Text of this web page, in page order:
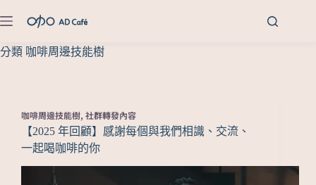
分類 咖啡周邊技能樹
咖啡周邊技能樹, 社群轉發內容
【2025 年回顧】感謝每個與我們相識、交流、
一起喝咖啡的你